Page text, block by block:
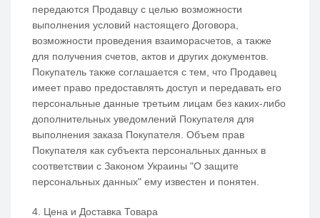
передаются Продавцу с целью возможности
выполнения условий настоящего Договора,
возможности проведения взаиморасчетов, а также
для получения счетов, актов и других документов.
Покупатель также соглашается с тем, что Продавец
имеет право предоставлять доступ и передавать его
персональные данные третьим лицам без каких-либо
дополнительных уведомлений Покупателя для
выполнения заказа Покупателя. Объем прав
Покупателя как субъекта персональных данных в
соответствии с Законом Украины "О защите
персональных данных" ему известен и понятен.
4. Цена и Доставка Товара